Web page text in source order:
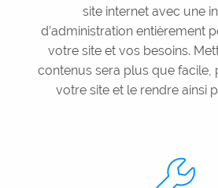
site internet avec une
d’administration entièrement
votre site et vos besoins.
contenus sera plus que facile,
votre site et le rendre ainsi